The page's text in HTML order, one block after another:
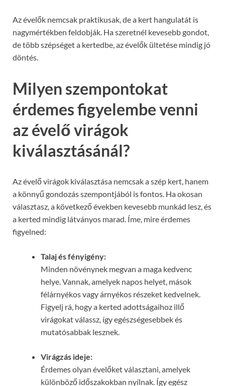
Az évelők nemcsak praktikusak, de a kert hangulatát is
nagymértékben feldobják. Ha szeretnél kevesebb gondot,
de több szépséget a kertedbe, az évelők ültetése mindig jó
döntés.
Milyen szempontokat
érdemes figyelembe venni
az évelő virágok
kiválasztásánál?
Az évelő virágok kiválasztása nemcsak a szép kert, hanem
a könnyű gondozás szempontjából is fontos. Ha okosan
választasz, a következő években kevesebb munkád lesz, és
a kerted mindig látványos marad. Íme, mire érdemes
figyelned:
Talaj és fényigény:
Minden növénynek megvan a maga kedvenc
helye. Vannak, amelyek napos helyet, mások
félárnyékos vagy árnyékos részeket kedvelnek.
Figyelj rá, hogy a kerted adottságaihoz illő
virágokat válassz, így egészségesebbek és
mutatósabbak lesznek.
Virágzás ideje:
Érdemes olyan évelőket választani, amelyek
különböző időszakokban nyílnak. Így egész